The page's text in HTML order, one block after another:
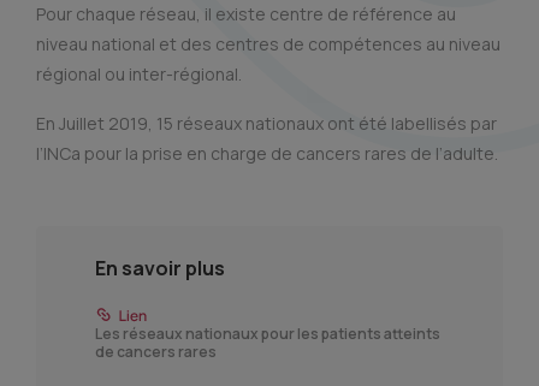
Pour chaque réseau, il existe centre de référence au
niveau national et des centres de compétences au niveau
régional ou inter-régional.
En Juillet 2019, 15 réseaux nationaux ont été labellisés par
l’INCa pour la prise en charge de cancers rares de l’adulte.
En savoir plus
Les réseaux nationaux pour les patients atteints
de cancers rares